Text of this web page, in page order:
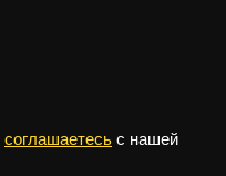
соглашаетесь с нашей